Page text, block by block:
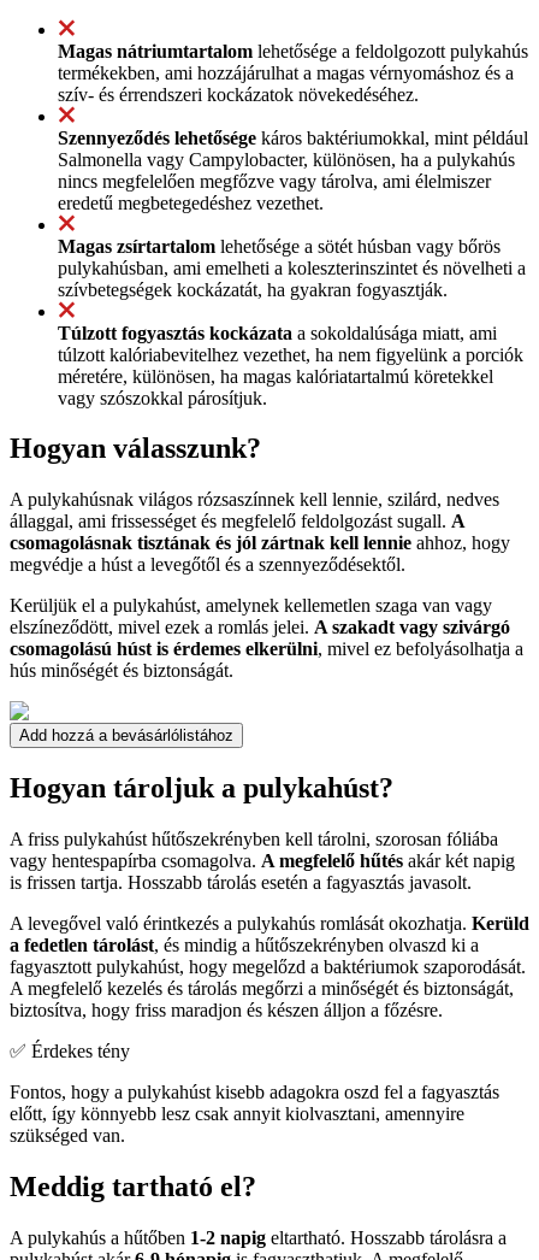
Magas nátriumtartalom lehetősége a feldolgozott pulykahús
termékekben, ami hozzájárulhat a magas vérnyomáshoz és a
szív- és érrendszeri kockázatok növekedéséhez.
Szennyeződés lehetősége káros baktériumokkal, mint például
Salmonella vagy Campylobacter, különösen, ha a pulykahús
nincs megfelelően megfőzve vagy tárolva, ami élelmiszer
eredetű megbetegedéshez vezethet.
Magas zsírtartalom lehetősége a sötét húsban vagy bőrös
pulykahúsban, ami emelheti a koleszterinszintet és növelheti a
szívbetegségek kockázatát, ha gyakran fogyasztják.
Túlzott fogyasztás kockázata a sokoldalúsága miatt, ami
túlzott kalóriabevitelhez vezethet, ha nem figyelünk a porciók
méretére, különösen, ha magas kalóriatartalmú köretekkel
vagy szószokkal párosítjuk.
Hogyan válasszunk?
A pulykahúsnak világos rózsaszínnek kell lennie, szilárd, nedves
állaggal, ami frissességet és megfelelő feldolgozást sugall. A
csomagolásnak tisztának és jól zártnak kell lennie ahhoz, hogy
megvédje a húst a levegőtől és a szennyeződésektől.
Kerüljük el a pulykahúst, amelynek kellemetlen szaga van vagy
elszíneződött, mivel ezek a romlás jelei. A szakadt vagy szivárgó
csomagolású húst is érdemes elkerülni, mivel ez befolyásolhatja a
hús minőségét és biztonságát.
Add hozzá a bevásárlólistához
Hogyan tároljuk a pulykahúst?
A friss pulykahúst hűtőszekrényben kell tárolni, szorosan fóliába
vagy hentespapírba csomagolva. A megfelelő hűtés akár két napig
is frissen tartja. Hosszabb tárolás esetén a fagyasztás javasolt.
A levegővel való érintkezés a pulykahús romlását okozhatja. Kerüld
a fedetlen tárolást, és mindig a hűtőszekrényben olvaszd ki a
fagyasztott pulykahúst, hogy megelőzd a baktériumok szaporodását.
A megfelelő kezelés és tárolás megőrzi a minőségét és biztonságát,
biztosítva, hogy friss maradjon és készen álljon a főzésre.
✅ Érdekes tény
Fontos, hogy a pulykahúst kisebb adagokra oszd fel a fagyasztás
előtt, így könnyebb lesz csak annyit kiolvasztani, amennyire
szükséged van.
Meddig tartható el?
A pulykahús a hűtőben 1-2 napig eltartható. Hosszabb tárolásra a